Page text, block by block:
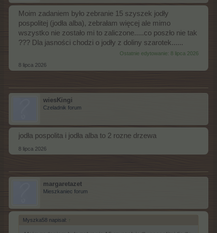
Moim zadaniem było zebranie 15 szyszek jodły
pospolitej (jodła alba), zebrałam więcej ale mimo
wszystko nie zostało mi to zaliczone.....co poszło nie tak
??? Dla jasności chodzi o jodły z doliny szarotek......
Ostatnie edytowanie: 8 lipca 2026
8 lipca 2026
wiesKingi
Czeladnik forum
jodła pospolita i jodła alba to 2 rozne drzewa
8 lipca 2026
margaretazet
Mieszkaniec forum
Myszka58 napisał: ↑